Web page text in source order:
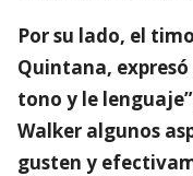
Por su lado, el
Quintana,
tono y le
Walker algunos
gusten y